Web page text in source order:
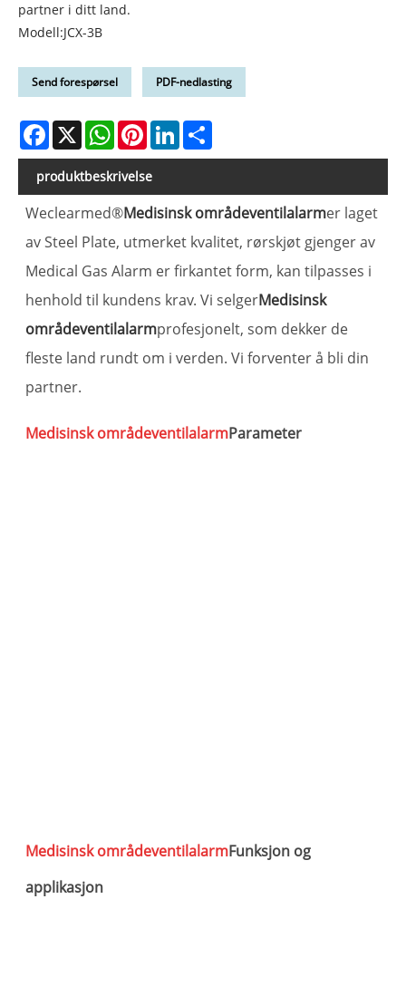
partner i ditt land.
Modell:JCX-3B
Send forespørsel PDF-nedlasting
Facebook
X WhatsAppPinterestLinkedIn
produktbeskrivelse
Weclearmed®Medisinsk områdeventilalarmer laget
av Steel Plate, utmerket kvalitet, rørskjøt gjenger av
Medical Gas Alarm er firkantet form, kan tilpasses i
henhold til kundens krav. Vi selgerMedisinsk
områdeventilalarmprofesjonelt, som dekker de
fleste land rundt om i verden. Vi forventer å bli din
partner.
Medisinsk områdeventilalarmParameter
Medisinsk områdeventilalarmFunksjon og
applikasjon